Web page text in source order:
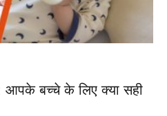
आपके बच्चे के लिए क्या सही